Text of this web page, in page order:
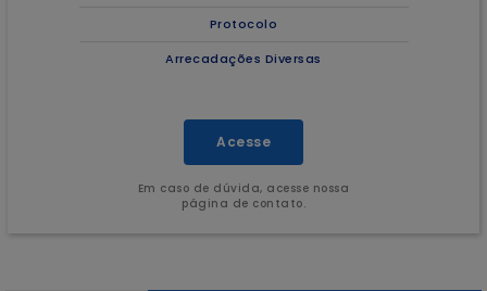
Protocolo
Arrecadações Diversas
Acesse
Em caso de dúvida, acesse nossa
página de contato.